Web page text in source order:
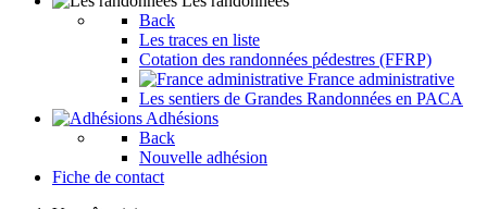
Back
Les traces en liste
Cotation des randonnées pédestres (FFRP)
France administrative
Les sentiers de Grandes Randonnées en PACA
Adhésions
Back
Nouvelle adhésion
Fiche de contact